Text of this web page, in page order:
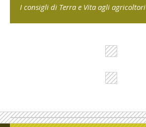
I consigli di Terra e Vita agli agricoltori